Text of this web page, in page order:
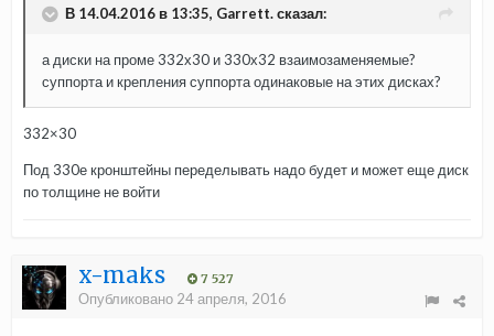
В 14.04.2016 в 13:35, Garrett. сказал:
а диски на проме 332х30 и 330х32 взаимозаменяемые?
суппорта и крепления суппорта одинаковые на этих дисках?
332×30
Под 330е кронштейны переделывать надо будет и может еще диск
по толщине не войти
x-maks 7 527
Опубликовано 24 апреля, 2016